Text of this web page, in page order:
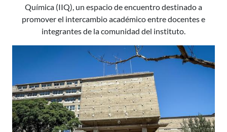
Química (IIQ), un espacio de encuentro destinado a
promover el intercambio académico entre docentes e
integrantes de la comunidad del instituto.